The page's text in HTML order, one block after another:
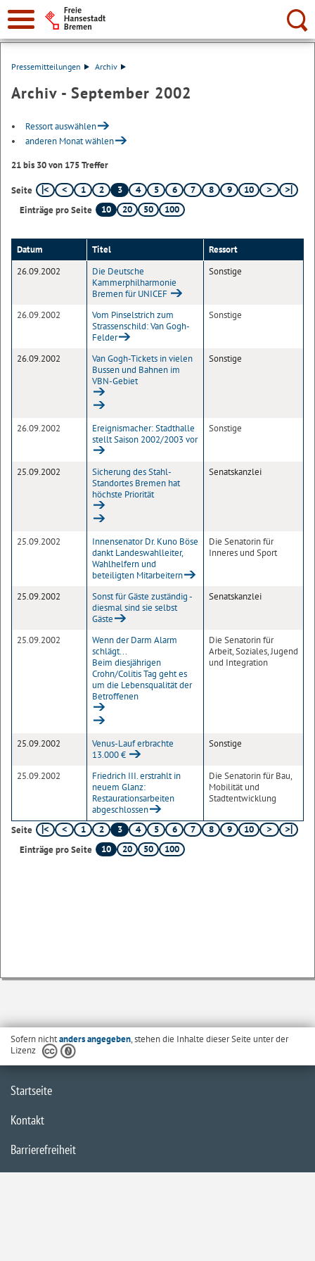
Suche:
Pressemitteilungen Archiv
Archiv - September 2002
Ressort auswählen
anderen Monat wählen
21 bis 30 von 175 Treffer
Seite 1 2 3 4 5 6 7 8 9
10
Einträge pro Seite
10 20 50 100
Datum Titel
Ressort
26.09.2002
Die Deutsche
Kammerphilharmonie
Bremen für UNICEF
Sonstige
26.09.2002
Vom Pinselstrich zum
Strassenschild: Van Gogh-
Felder
Sonstige
26.09.2002
Van Gogh-Tickets in vielen
Bussen und Bahnen im
VBN-Gebiet
Sonstige
26.09.2002
Ereignismacher: Stadthalle
stellt Saison 2002/2003 vor
Sonstige
25.09.2002
Sicherung des Stahl-
Standortes Bremen hat
höchste Priorität
Senatskanzlei
25.09.2002
Innensenator Dr. Kuno Böse
dankt Landeswahlleiter,
Wahlhelfern und
beteiligten Mitarbeitern
Die Senatorin für
Inneres und Sport
25.09.2002
Sonst für Gäste zuständig -
diesmal sind sie selbst
Gäste
Senatskanzlei
25.09.2002
Wenn der Darm Alarm
schlägt...
Beim diesjährigen
Crohn/Colitis Tag geht es
um die Lebensqualität der
Betroffenen
Die Senatorin für
Arbeit, Soziales, Jugend
und Integration
25.09.2002
Venus-Lauf erbrachte
13.000 €
Sonstige
25.09.2002
Friedrich III. erstrahlt in
neuem Glanz:
Restaurationsarbeiten
abgeschlossen
Die Senatorin für Bau,
Mobilität und
Stadtentwicklung
Seite 1 2 3 4 5 6 7 8 9
10
Einträge pro Seite
10 20 50 100
Sofern nichtanders angegeben, stehen die Inhalte dieser Seite unter der
Lizenz
Startseite
Kontakt
Barrierefreiheit